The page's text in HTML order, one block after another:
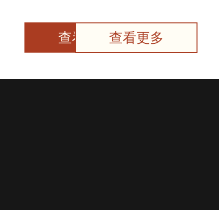
查看更多查看更多